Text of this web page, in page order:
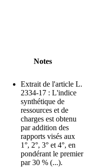
Notes
Extrait de l'article L.
2334-17 : L'indice
synthétique de
ressources et de
charges est obtenu
par addition des
rapports visés aux
1°, 2°, 3° et 4°, en
pondérant le premier
par 30 % (...).